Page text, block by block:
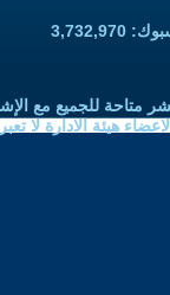
متاحة للجميع مع
هيئة الادارة لا